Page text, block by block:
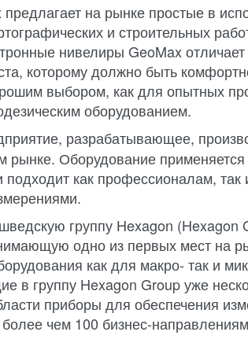
на рынке простые в
и строительных
нивелиры GeoMax
которому должно быть
выбором, как для опытных
оборудованием.
разрабатывающее,
Оборудование применяется
подходит как профессионалам,
группу Hexagon (Hexagon
одно из первых мест на
как для макро- так и
в группу Hexagon Group уже
приборы для обеспечения
чем 100 бизнес-